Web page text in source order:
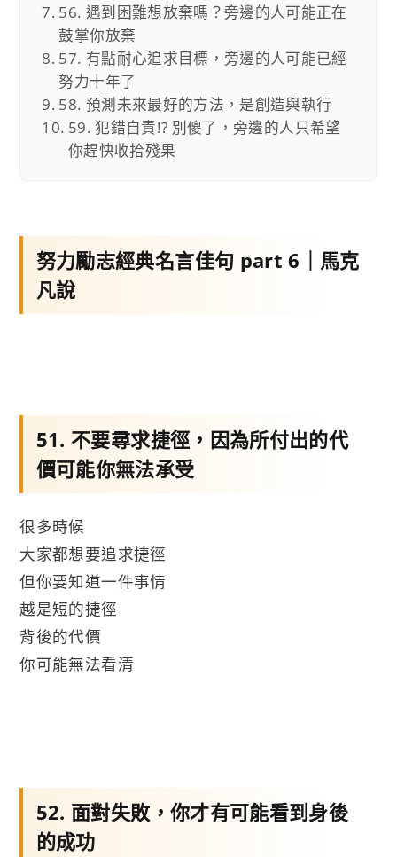
56. 遇到困難想放棄嗎？旁邊的人可能正在
鼓掌你放棄
57. 有點耐心追求目標，旁邊的人可能已經
努力十年了
58. 預測未來最好的方法，是創造與執行
59. 犯錯自責!? 別傻了，旁邊的人只希望
你趕快收拾殘果
努力勵志經典名言佳句 part 6｜馬克
凡說
51. 不要尋求捷徑，因為所付出的代
價可能你無法承受
很多時候
大家都想要追求捷徑
但你要知道一件事情
越是短的捷徑
背後的代價
你可能無法看清
52. 面對失敗，你才有可能看到身後
的成功